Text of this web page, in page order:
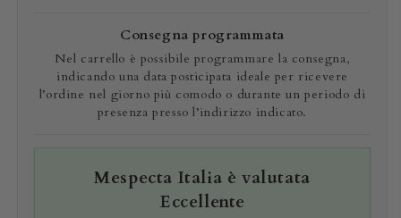
Consegna programmata
Nel carrello è possibile programmare la consegna,
indicando una data posticipata ideale per ricevere
l’ordine nel giorno più comodo o durante un periodo di
presenza presso l’indirizzo indicato.
Mespecta Italia è valutata
Eccellente